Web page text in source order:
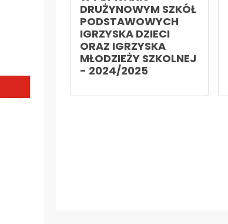
DRUŻYNOWYM SZKÓŁ
PODSTAWOWYCH
IGRZYSKA DZIECI
ORAZ IGRZYSKA
MŁODZIEŻY SZKOLNEJ
- 2024/2025